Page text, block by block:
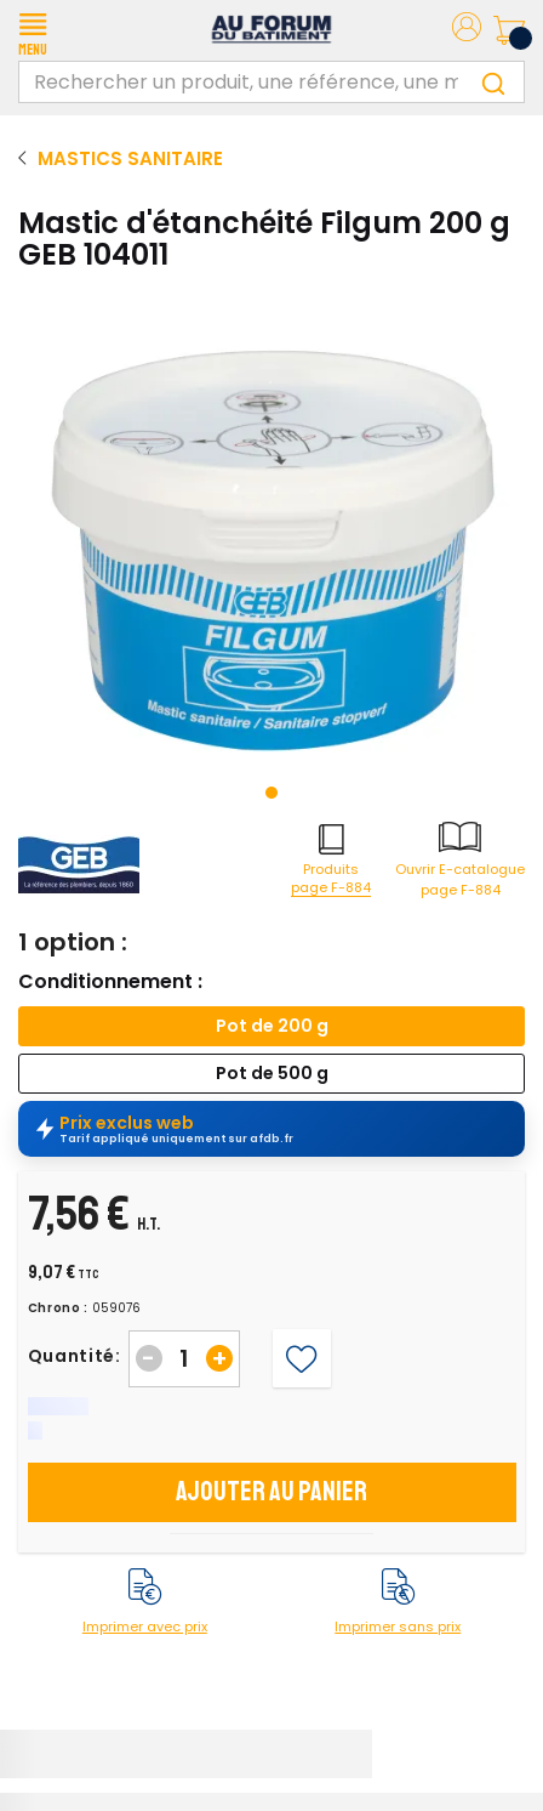
Menu
MASTICS SANITAIRE
Mastic d'étanchéité Filgum 200 g
GEB 104011
Produits
page F-884
Ouvrir E-catalogue
page F-884
1 option :
Conditionnement :
Pot de 200 g
Pot de 500 g
Prix exclus web
Tarif appliqué uniquement sur afdb.fr
7,56 € H.T.
9,07 € TTC
Chrono : 059076
Quantité: +
-
Ajouter au panier
Imprimer avec prix Imprimer sans prix